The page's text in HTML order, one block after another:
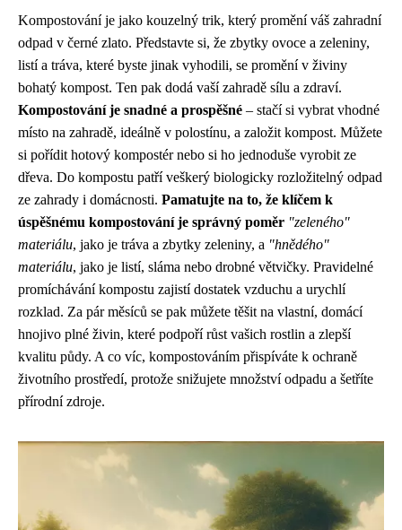
Kompostování je jako kouzelný trik, který promění váš zahradní
odpad v černé zlato. Představte si, že zbytky ovoce a zeleniny,
listí a tráva, které byste jinak vyhodili, se promění v živiny
bohatý kompost. Ten pak dodá vaší zahradě sílu a zdraví.
Kompostování je snadné a prospěšné – stačí si vybrat vhodné
místo na zahradě, ideálně v polostínu, a založit kompost. Můžete
si pořídit hotový kompostér nebo si ho jednoduše vyrobit ze
dřeva. Do kompostu patří veškerý biologicky rozložitelný odpad
ze zahrady i domácnosti. Pamatujte na to, že klíčem k
úspěšnému kompostování je správný poměr "zeleného"
materiálu, jako je tráva a zbytky zeleniny, a "hnědého"
materiálu, jako je listí, sláma nebo drobné větvičky. Pravidelné
promíchávání kompostu zajistí dostatek vzduchu a urychlí
rozklad. Za pár měsíců se pak můžete těšit na vlastní, domácí
hnojivo plné živin, které podpoří růst vašich rostlin a zlepší
kvalitu půdy. A co víc, kompostováním přispíváte k ochraně
životního prostředí, protože snižujete množství odpadu a šetříte
přírodní zdroje.